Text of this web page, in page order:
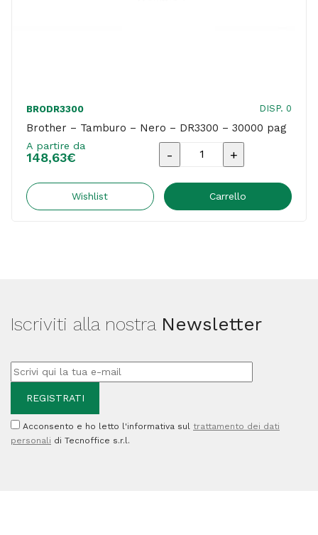
BRODR3300 DISP. 0
Brother – Tamburo – Nero – DR3300 – 30000 pag
A partire da
148,63€
Brother
Tamburo
30000
quantità
Wishlist Carrello
Iscriviti alla nostra Newsletter
Acconsento e ho letto l'informativa sul trattamento dei dati
personali di Tecnoffice s.r.l.